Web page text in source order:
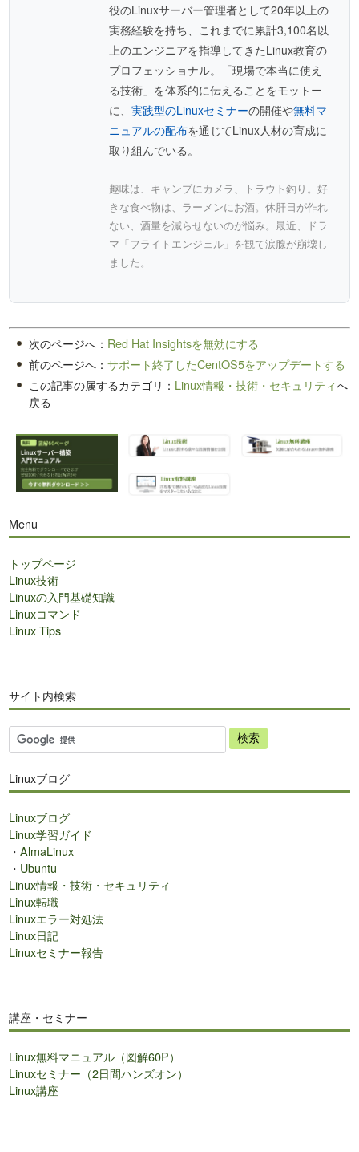
役のLinuxサーバー管理者として20年以上の
実務経験を持ち、これまでに累計3,100名以
上のエンジニアを指導してきたLinux教育の
プロフェッショナル。「現場で本当に使え
る技術」を体系的に伝えることをモットー
に、実践型のLinuxセミナーの開催や無料マ
ニュアルの配布を通じてLinux人材の育成に
取り組んでいる。
趣味は、キャンプにカメラ、トラウト釣り。好
きな食べ物は、ラーメンにお酒。休肝日が作れ
ない、酒量を減らせないのが悩み。最近、ドラ
マ「フライトエンジェル」を観て涙腺が崩壊し
ました。
次のページへ： Red Hat Insightsを無効にする
前のページへ：サポート終了したCentOS5をアップデートする
この記事の属するカテゴリ： Linux情報・技術・セキュリティへ
戻る
Menu
トップページ
Linux技術
Linuxの入門基礎知識
Linuxコマンド
Linux Tips
サイト内検索
サ
イ
内
索
Linuxブログ
Linuxブログ
Linux学習ガイド
・AlmaLinux
・ Ubuntu
Linux情報・技術・セキュリティ
Linux転職
Linuxエラー対処法
Linux日記
Linuxセミナー報告
講座・セミナー
Linux無料マニュアル（図解60P）
Linuxセミナー（2日間ハンズオン）
Linux講座